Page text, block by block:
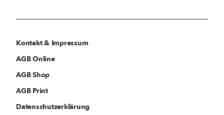
Kontakt & Impressum
AGB Online
AGB Shop
AGB Print
Datenschutzerklärung